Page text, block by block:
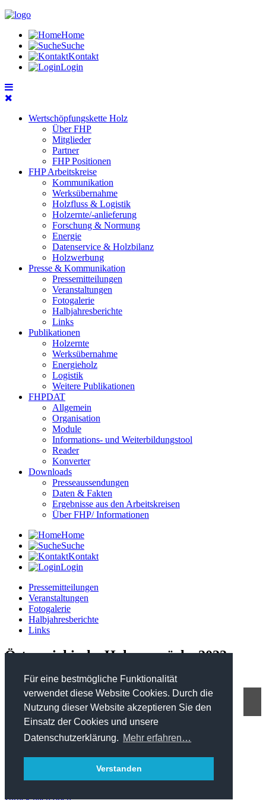
Für eine bestmögliche Funktionalität
verwendet diese Website Cookies. Durch die
Nutzung dieser Website akzeptieren Sie den
Einsatz der Cookies und unsere
Datenschutzerklärung. Mehr erfahren…
Verstanden
Home
Suche
Kontakt
Login
Wertschöpfungskette Holz
Über FHP
Mitglieder
Partner
FHP Positionen
FHP Arbeitskreise
Kommunikation
Werksübernahme
Holzfluss & Logistik
Holzernte/-anlieferung
Forschung & Normung
Energie
Datenservice & Holzbilanz
Holzwerbung
Presse & Kommunikation
Pressemitteilungen
Veranstaltungen
Fotogalerie
Halbjahresberichte
Links
Publikationen
Holzernte
Werksübernahme
Energieholz
Logistik
Weitere Publikationen
FHPDAT
Allgemein
Organisation
Module
Informations- und Weiterbildungstool
Reader
Konverter
Downloads
Presseaussendungen
Daten & Fakten
Ergebnisse aus den Arbeitskreisen
Über FHP/ Informationen
Home
Suche
Kontakt
Login
Pressemitteilungen
Veranstaltungen
Fotogalerie
Halbjahresberichte
Links
Österreichische Holzgespräche 2022
FHP - Kooperationsplattform Forst Holz Papier
Marxergasse 2/ 4. Stock - 1030 Wien
T: +43 1 402 01 12 900
Impressum / Datenschutz
Sitemap